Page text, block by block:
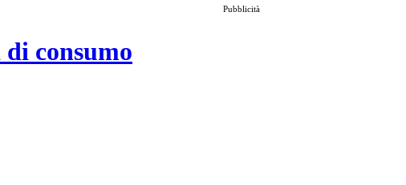
Pubblicità
consumo